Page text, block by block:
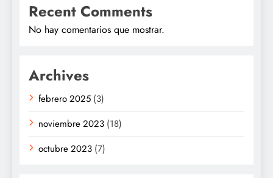
Recent Comments
No hay comentarios que mostrar.
Archives
febrero 2025 (3)
noviembre 2023 (18)
octubre 2023 (7)